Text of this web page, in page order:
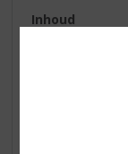
Inhoud